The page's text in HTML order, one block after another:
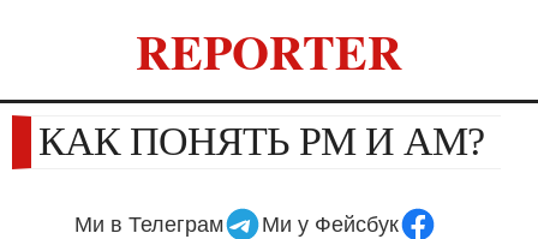
REPORTER
КАК ПОНЯТЬ PM И AM?
Ми в Телеграм Ми у Фейсбук